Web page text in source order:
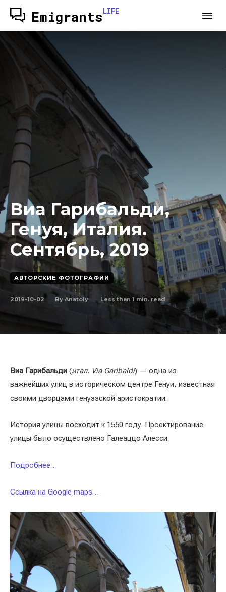
EmigrantsLIFE
Виа Гарибальди,
Генуя, Италия.
Сентябрь, 2019
АВТОРСКИЕ ФОТОГРАФИИ
2019-10-02 By Anatoly Less than 1 min. read
Виа Гарибальди (итал. Via Garibaldi) — одна из
важнейших улиц в историческом центре Генуи, известная
своими дворцами генуэзской аристократии.
История улицы восходит к 1550 году. Проектирование
улицы было осуществлено Галеаццо Алесси.
Подробнее…
Ссылка на Google maps…